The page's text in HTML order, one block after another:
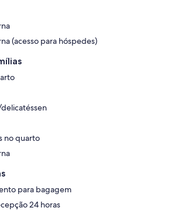
(acesso para hóspedes)
no quarto
para bagagem
24 horas